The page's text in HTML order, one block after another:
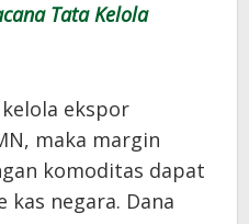
Tata Kelola
ekspor
maka margin
komoditas dapat
kas negara. Dana